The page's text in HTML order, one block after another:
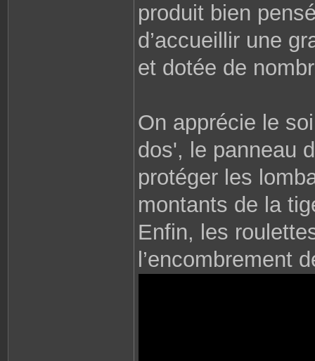
produit bien
d’accueillir une
et dotée de
On apprécie le
dos', le panneau
protéger les
montants de la
Enfin, les
l’encombrement